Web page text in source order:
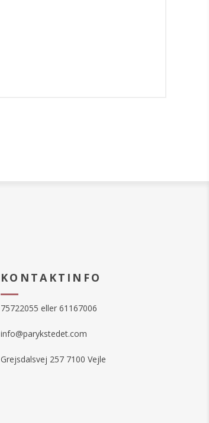
KONTAKTINFO
75722055 eller 61167006
info@parykstedet.com
Grejsdalsvej 257 7100 Vejle